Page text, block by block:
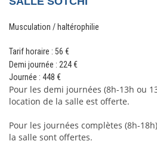
Musculation / haltérophilie
Tarif horaire : 56 €
Demi journée : 224€
Journée : 448 €
Pour les demi journées (8h-13h ou
location de la salle est offerte.
Pour les journées complètes (8h-
la salle sont offertes.